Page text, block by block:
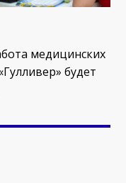
медицинских
будет